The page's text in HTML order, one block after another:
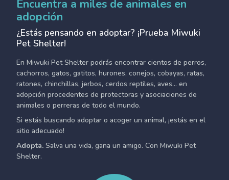
Encuentra a miles de animales en
adopción
¿Estás pensando en adoptar? ¡Prueba Miwuki
Pet Shelter!
En Miwuki Pet Shelter podrás encontrar cientos de perros,
cachorros, gatos, gatitos, hurones, conejos, cobayas, ratas,
ratones, chinchillas, jerbos, cerdos reptiles, aves... en
adopción procedentes de protectoras y asociaciones de
animales o perreras de todo el mundo.
Si estás buscando adoptar o acoger un animal, ¡estás en el
sitio adecuado!
Adopta. Salva una vida, gana un amigo. Con Miwuki Pet
Shelter.